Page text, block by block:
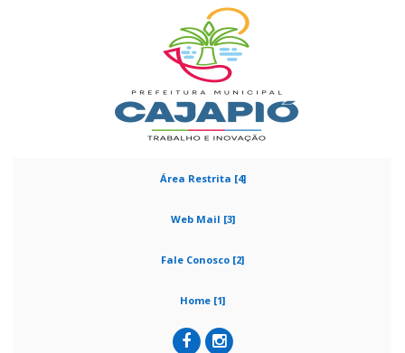
Área Restrita [4]
Web Mail [3]
Fale Conosco [2]
Home [1]